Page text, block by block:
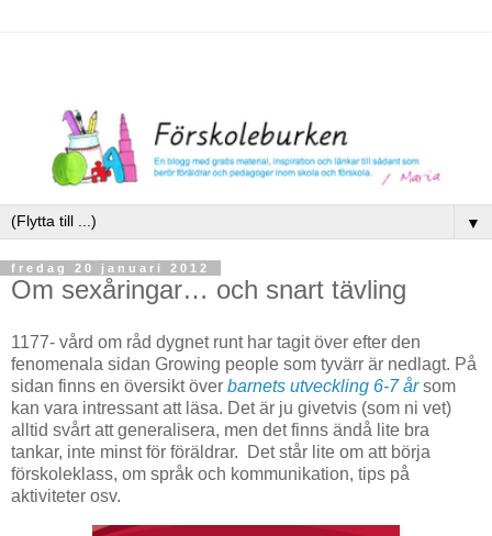
▼
fredag 20 januari 2012
Om sexåringar… och snart tävling
1177- vård om råd dygnet runt har tagit över efter den
fenomenala sidan Growing people som tyvärr är nedlagt. På
sidan finns en översikt över barnets utveckling 6-7 årsom
kan vara intressant att läsa. Det är ju givetvis (som ni vet)
alltid svårt att generalisera, men det finns ändå lite bra
tankar, inte minst för föräldrar. Det står lite om att börja
förskoleklass, om språk och kommunikation, tips på
aktiviteter osv.